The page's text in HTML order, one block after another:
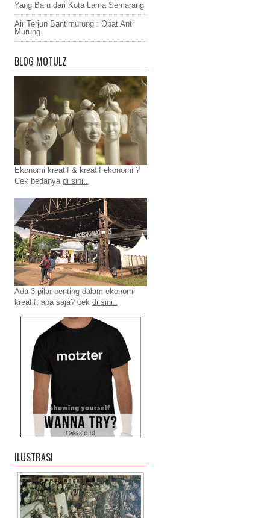
Yang Baru dari Kota Lama Semarang
Air Terjun Bantimurung : Obat Anti
Murung
BLOG MOTULZ
Ekonomi kreatif & kreatif ekonomi ?
Cek bedanya di sini..
Ada 3 pilar penting dalam ekonomi
kreatif, apa saja? cek di sini..
ILUSTRASI